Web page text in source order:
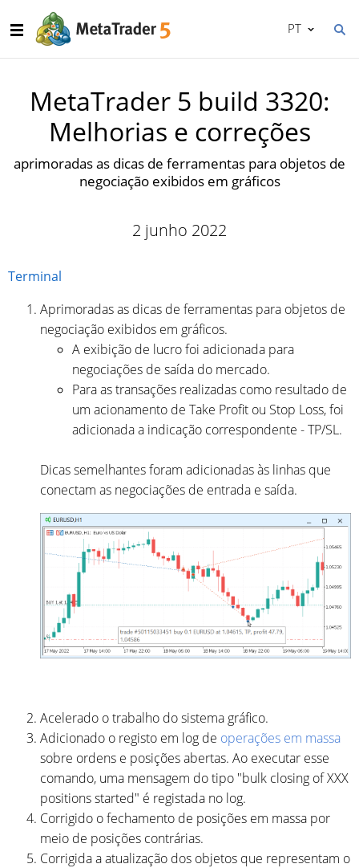
PT
MetaTrader 5 build 3320:
Melhorias e correções
aprimoradas as dicas de ferramentas para objetos de
negociação exibidos em gráficos
2 junho 2022
Terminal
Aprimoradas as dicas de ferramentas para objetos de
negociação exibidos em gráficos.
A exibição de lucro foi adicionada para
negociações de saída do mercado.
Para as transações realizadas como resultado de
um acionamento de Take Profit ou Stop Loss, foi
adicionada a indicação correspondente - TP/SL.
Dicas semelhantes foram adicionadas às linhas que
conectam as negociações de entrada e saída.
Acelerado o trabalho do sistema gráfico.
Adicionado o registo em log de operações em massa
sobre ordens e posições abertas. Ao executar esse
comando, uma mensagem do tipo "bulk closing of XXX
positions started" é registada no log.
Corrigido o fechamento de posições em massa por
meio de posições contrárias.
Corrigida a atualização dos objetos que representam o